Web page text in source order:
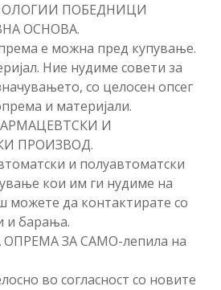
ПОБЕДНИЦИ
ОСНОВА.
е можна пред купување.
Ние нудиме совети за
со целосен опсег
и материјали.
И
ПРОИЗВОД.
и полуавтоматски
кои им ги нудиме на
можете да контактирате со
и барања.
ЗА САМО-лепила на
во согласност со новите